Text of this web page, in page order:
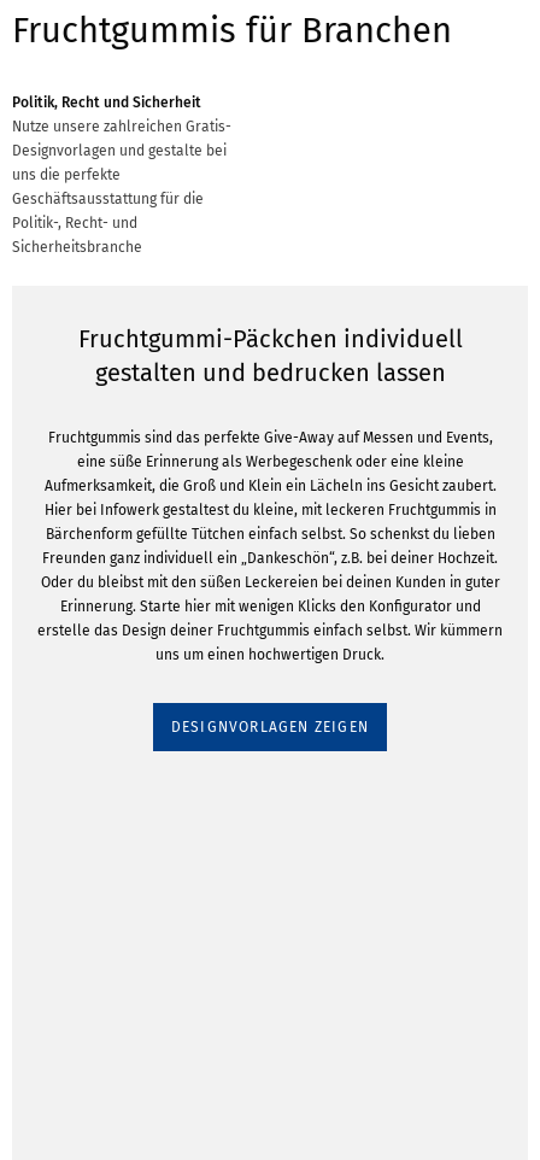
Fruchtgummis für Branchen
Politik, Recht und Sicherheit
Nutze unsere zahlreichen Gratis-
Designvorlagen und gestalte bei
uns die perfekte
Geschäftsausstattung für die
Politik-, Recht- und
Sicherheitsbranche
Fruchtgummi-Päckchen individuell
gestalten und bedrucken lassen
Fruchtgummis sind das perfekte Give-Away auf Messen und Events,
eine süße Erinnerung als Werbegeschenk oder eine kleine
Aufmerksamkeit, die Groß und Klein ein Lächeln ins Gesicht zaubert.
Hier bei Infowerk gestaltest du kleine, mit leckeren Fruchtgummis in
Bärchenform gefüllte Tütchen einfach selbst. So schenkst du lieben
Freunden ganz individuell ein „Dankeschön“, z.B. bei deiner Hochzeit.
Oder du bleibst mit den süßen Leckereien bei deinen Kunden in guter
Erinnerung. Starte hier mit wenigen Klicks den Konfigurator und
erstelle das Design deiner Fruchtgummis einfach selbst. Wir kümmern
uns um einen hochwertigen Druck.
DESIGNVORLAGEN ZEIGEN